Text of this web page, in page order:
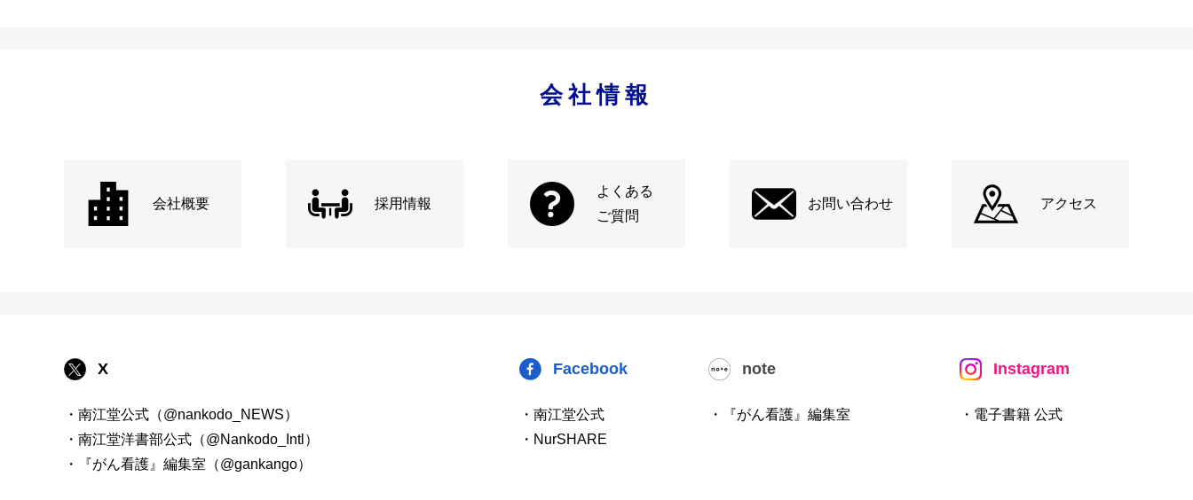
会社情報
会社概要 採用情報
よくある
ご質問
お問い合わせ アクセス
X
・南江堂公式（@nankodo_NEWS）
・南江堂洋書部公式（@Nankodo_Intl）
・『がん看護』編集室（@gankango）
Facebook
・南江堂公式
・NurSHARE
note
・『がん看護』編集室
Instagram
・電子書籍 公式